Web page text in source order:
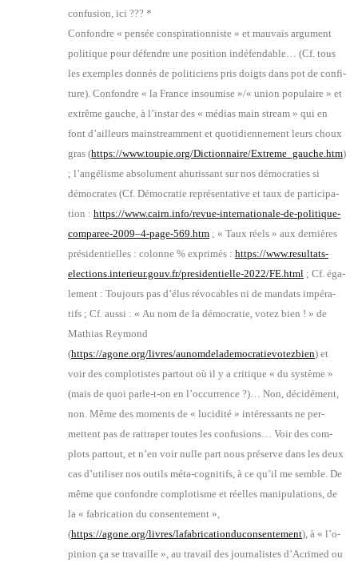
confu­sion, ici ??? *
Confondre « pen­sée conspi­ra­tion­niste » et mau­vais argu­ment
poli­tique pour défendre une posi­tion indé­fen­dable… (Cf. tous
les exemples don­nés de poli­ti­ciens pris doigts dans pot de confi­
ture). Confondre « la France insou­mise »/« union popu­laire » et
extrême gauche, à l’ins­tar des « médias main stream » qui en
font d’ailleurs mains­tream­ment et quo­ti­dien­ne­ment leurs choux
gras (https://www.toupie.org/Dictionnaire/Extreme_gauche.htm)
; l’an­gé­lisme abso­lu­ment ahu­ris­sant sur nos démo­cra­ties si
démo­crates (Cf. Démo­cra­tie repré­sen­ta­tive et taux de par­ti­ci­pa­
tion : https://www.cairn.info/revue-internationale-de-politique-
comparee-2009–4‑page-569.htm ; « Taux réels » aux der­nières
pré­si­den­tielles : colonne % expri­més : https://www.resultats-
elections.interieur.gouv.fr/presidentielle-2022/FE.html ; Cf. éga­
le­ment : Tou­jours pas d’é­lus révo­cables ni de man­dats impé­ra­
tifs ; Cf. aus­si : « Au nom de la démo­cra­tie, votez bien ! » de
Mathias Rey­mond
(https://agone.org/livres/aunomdelademocratievotezbien) et
voir des com­plo­tistes par­tout où il y a cri­tique « du sys­tème »
(mais de quoi parle-t-on en l’oc­cur­rence ?)… Non, déci­dé­ment,
non. Même des moments de « luci­di­té » inté­res­sants ne per­
mettent pas de rat­tra­per toutes les confu­sions… Voir des com­
plots par­tout, et n’en voir nulle part nous pré­serve dans les deux
cas d’u­ti­li­ser nos outils méta-cog­ni­tifs, à ce qu’il me semble. De
même que confondre com­plo­tisme et réelles mani­pu­la­tions, de
la « fabri­ca­tion du consen­te­ment »,
(https://agone.org/livres/lafabricationduconsentement), à « l’o­
pi­nion ça se tra­vaille », au tra­vail des jour­na­listes d’A­cri­med ou